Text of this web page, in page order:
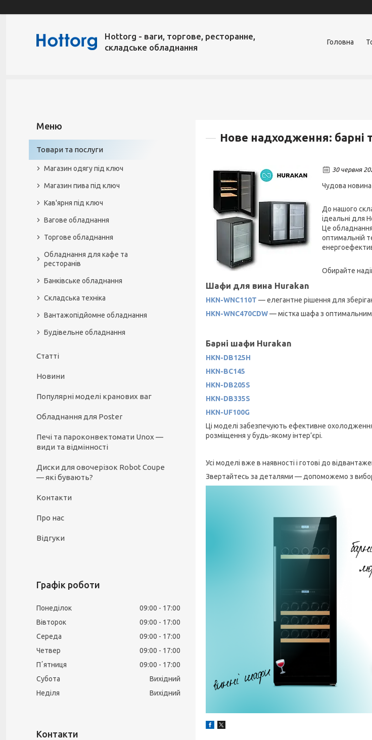
Hottorg - ваги, торгове, ресторанне,
складське обладнання
Головна
Нове надходження: барні
30 червня
Чудова новина
До нашого
ідеальні для
Це
оптимальній
Обирайте
Шафи для вина Hurakan
HKN-WNC110T — елегантне рішення для
HKN-WNC470CDW— містка шафа з
Барні шафи Hurakan
HKN-DB125Н
HKN-BC145
HKN-DB205S
HKN-DB335S
HKN-UF100G
Ці моделі забезпечують ефективне
розміщення у будь-якому інтер’єрі.
Усі моделі вже в наявності і готові до
Звертайтесь за деталями — допоможемо з
Товари та послуги
Магазин одягу під ключ
Магазин пива під ключ
Кав'ярня під ключ
Вагове обладнання
Торгове обладнання
Обладнання для кафе та
ресторанів
Банківське обладнання
Складська техніка
Вантажопідйомне обладнання
Будівельне обладнання
Статті
Новини
Популярні моделі кранових ваг
Обладнання для Poster
Печі та пароконвектомати Unox —
види та відмінності
Диски для овочерізок Robot Coupe
— які бувають?
Контакти
Про нас
Відгуки
Графік роботи
Понеділок 09:00
17:00
Вівторок
09:00
17:00
Середа
09:00
17:00
Четвер
09:00
17:00
Пʼятниця
09:00
17:00
Субота
Вихідний
Неділя
Вихідний